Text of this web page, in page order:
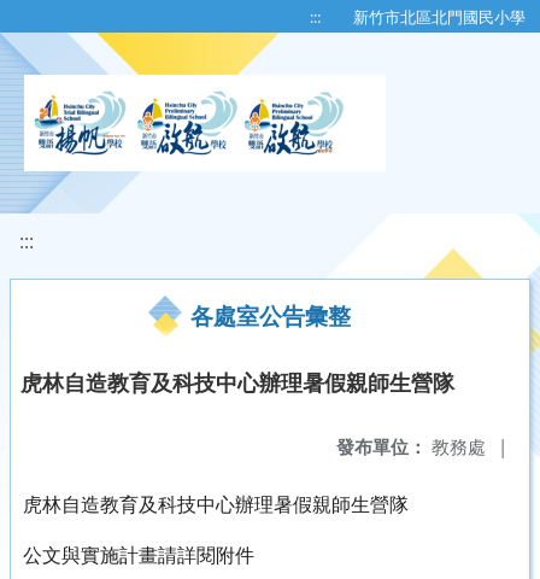
::: 新竹市北區北門國民小學
:::
各處室公告彙整
虎林自造教育及科技中心辦理暑假親師生營隊
發布單位： 教務處 |
虎林自造教育及科技中心辦理暑假親師生營隊
公文與實施計畫請詳閱附件